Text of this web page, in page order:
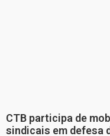
CTB participa de
sindicais em defesa